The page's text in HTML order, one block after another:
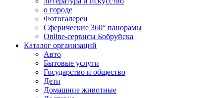
о городе
Фотогалереи
Сферические 360° панорамы
Online-сервисы Бобруйска
Каталог организаций
Авто
Бытовые услуги
Государство и общество
Дети
Домашние животные